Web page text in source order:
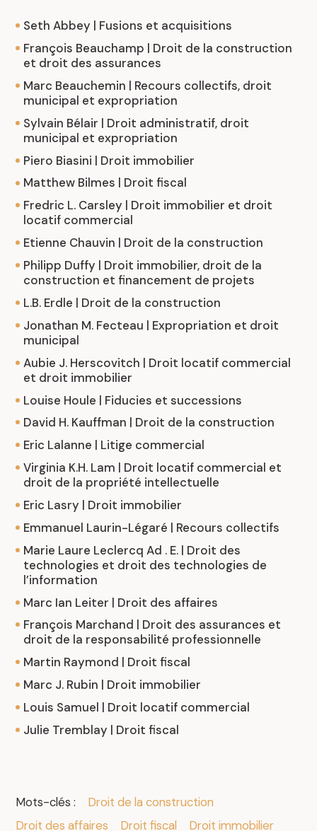
Seth Abbey | Fusions et acquisitions
François Beauchamp | Droit de la construction
et droit des assurances
Marc Beauchemin | Recours collectifs, droit
municipal et expropriation
Sylvain Bélair | Droit administratif, droit
municipal et expropriation
Piero Biasini | Droit immobilier
Matthew Bilmes | Droit fiscal
Fredric L. Carsley | Droit immobilier et droit
locatif commercial
Etienne Chauvin | Droit de la construction
Philipp Duffy | Droit immobilier, droit de la
construction et financement de projets
L.B. Erdle | Droit de la construction
Jonathan M. Fecteau | Expropriation et droit
municipal
Aubie J. Herscovitch | Droit locatif commercial
et droit immobilier
Louise Houle | Fiducies et successions
David H. Kauffman | Droit de la construction
Eric Lalanne | Litige commercial
Virginia K.H. Lam | Droit locatif commercial et
droit de la propriété intellectuelle
Eric Lasry | Droit immobilier
Emmanuel Laurin-Légaré | Recours collectifs
Marie Laure Leclercq Ad . E. | Droit des
technologies et droit des technologies de
l’information
Marc Ian Leiter | Droit des affaires
François Marchand | Droit des assurances et
droit de la responsabilité professionnelle
Martin Raymond | Droit fiscal
Marc J. Rubin | Droit immobilier
Louis Samuel | Droit locatif commercial
Julie Tremblay | Droit fiscal
Mots-clés :
Droit de la construction
Droit des affaires
Droit fiscal Droit immobilier